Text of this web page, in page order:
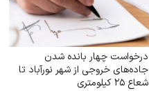
درخواست چهار بانده شدن
جاده‌های خروجی از شهر نورآباد تا
شعاع ۲۵ کیلومتری